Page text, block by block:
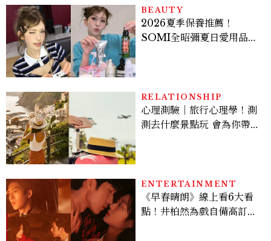
BEAUTY
2026夏季保養推薦！
SOMI全昭彌夏日愛用品公
RELATIONSHIP
心理測驗｜旅行心理學！測
測去什麼景點玩 會為你帶來
ENTERTAINMENT
《早春晴朗》線上看6大看
點！井柏然為戲自備高訂，